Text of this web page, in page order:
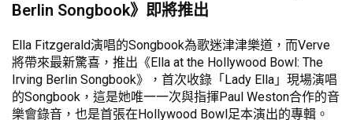
Berlin Songbook》即將推出
Ella Fitzgerald演唱的Songbook為歌迷津津樂道，而Verve
將帶來最新驚喜，推出《Ella at the Hollywood Bowl: The
Irving Berlin Songbook》，首次收錄「Lady Ella」現場演唱
的Songbook，這是她唯一一次與指揮Paul Weston合作的音
樂會錄音，也是首張在Hollywood Bowl足本演出的專輯。